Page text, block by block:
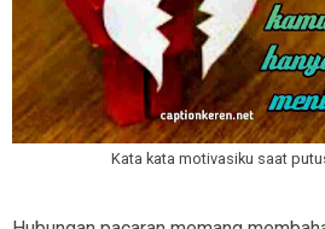
Kata kata motivasiku saat